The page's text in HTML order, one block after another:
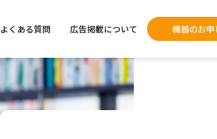
よくある質問 広告掲載について 機器のお